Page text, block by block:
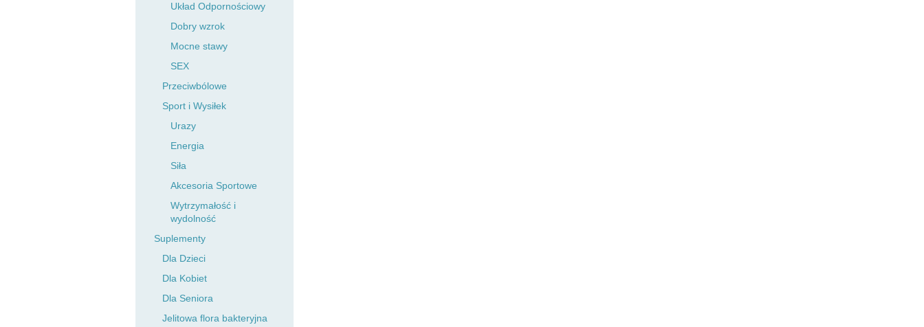
Układ Odpornościowy
Dobry wzrok
Mocne stawy
SEX
Przeciwbólowe
Sport i Wysiłek
Urazy
Energia
Siła
Akcesoria Sportowe
Wytrzymałość i
wydolność
Suplementy
Dla Dzieci
Dla Kobiet
Dla Seniora
Jelitowa flora bakteryjna